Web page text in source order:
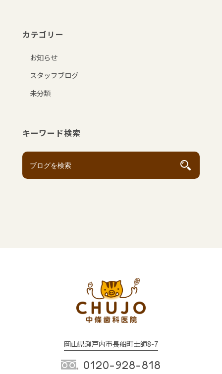
カテゴリー
お知らせ
スタッフブログ
未分類
キーワード検索
岡山県瀬戸内市長船町土師8-7
0120-928-818